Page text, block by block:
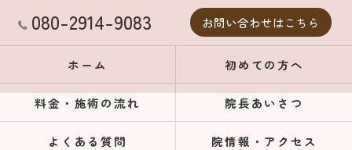
080-2914-9083 お問い合わせはこちら
ホーム 初めての方へ
料金・施術の流れ 院長あいさつ
よくある質問 院情報・アクセス